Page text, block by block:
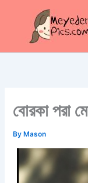
বোরকা পরা
By Mason